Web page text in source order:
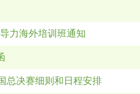
力海外培训班通知
总决赛细则和日程安排